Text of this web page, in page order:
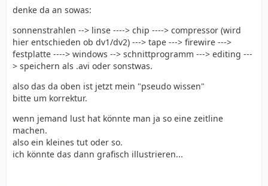
denke da an sowas:
sonnenstrahlen --> linse ----> chip ----> compressor (wird
hier entschieden ob dv1/dv2) ---> tape ---> firewire --->
festplatte ----> windows --> schnittprogramm ---> editing ---
> speichern als .avi oder sonstwas.
also das da oben ist jetzt mein "pseudo wissen"
bitte um korrektur.
wenn jemand lust hat könnte man ja so eine zeitline
machen.
also ein kleines tut oder so.
ich könnte das dann grafisch illustrieren...